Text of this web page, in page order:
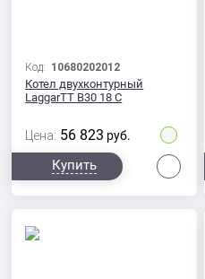
Код: 10680202012
Котел двухконтурный
LaggarTT B30 18 C
Цена: 56 823 руб.
Купить